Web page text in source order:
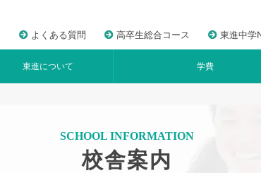
よくある質問 高卒生総合コース 東進中学
東進について 学費
SCHOOL INFORMATION
校舎案内